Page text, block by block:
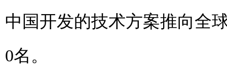
中国开发的技术方案推向全
0名。